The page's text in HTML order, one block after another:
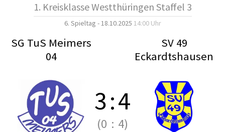
1. Kreisklasse Westthüringen Staffel 3
6. Spieltag - 18.10.2025 14:00 Uhr
SG TuS Meimers
04
SV 49
Eckardtshausen
3:4
(0 : 4)